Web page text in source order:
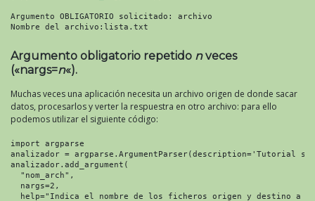
Argumento OBLIGATORIO solicitado: archivo
Nombre del archivo:lista.txt
Argumento obligatorio repetido nveces
(«nargs=n«).
Muchas veces una aplicación necesita un archivo origen de donde sacar
datos, procesarlos y verter la respuestra en otro archivo: para ello
podemos utilizar el siguiente código:
import argparse
analizador = argparse.ArgumentParser(description='Tutorial
analizador.add_argument(
"nom_arch",
nargs=2,
help="Indica el nombre de los ficheros origen y destino a